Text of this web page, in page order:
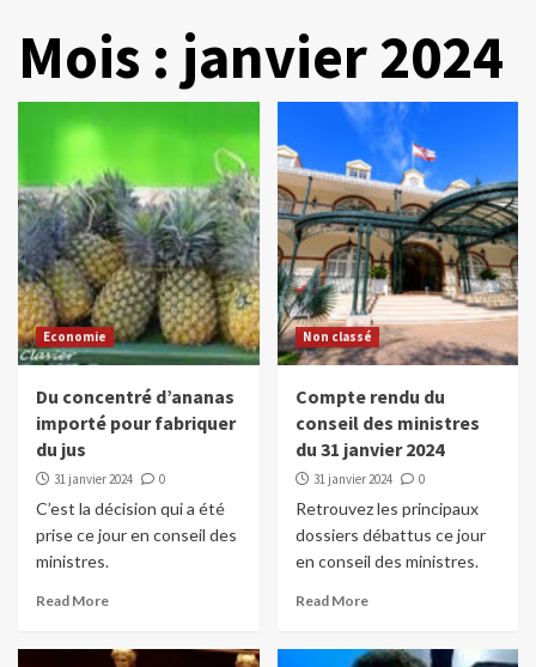
Mois : janvier 2024
Economie
Du concentré d’ananas
importé pour fabriquer
du jus
31 janvier 2024 0
C’est la décision qui a été
prise ce jour en conseil des
ministres.
Read More
Non classé
Compte rendu du
conseil des ministres
du 31 janvier 2024
31 janvier 2024 0
Retrouvez les principaux
dossiers débattus ce jour
en conseil des ministres.
Read More